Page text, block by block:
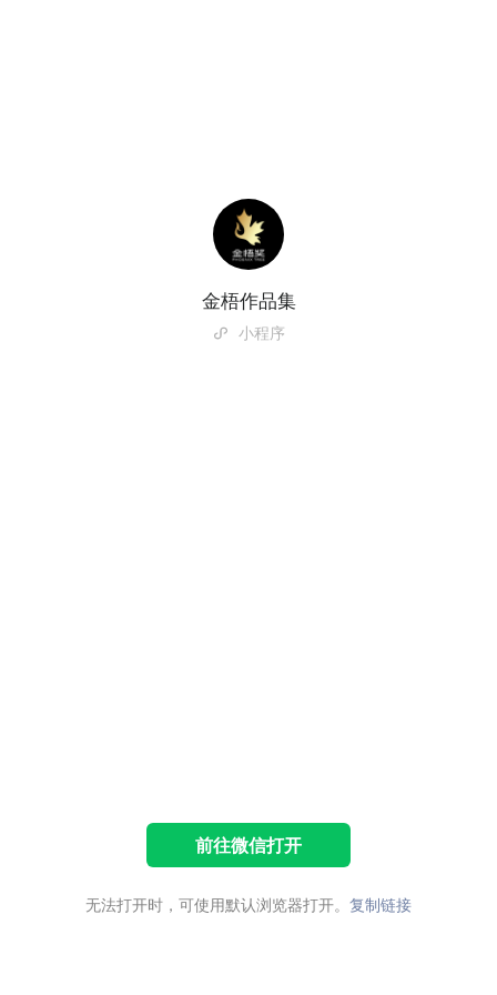
金梧作品集
小程序
前往微信打开
无法打开时，可使用默认浏览器打开。 复制链接